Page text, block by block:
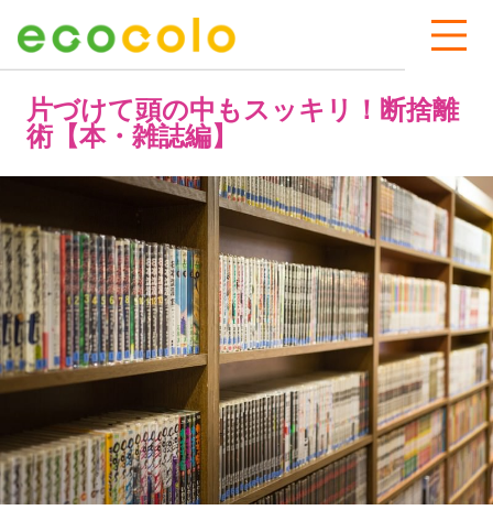
片づけて頭の中もスッキリ！断捨離
術【本・雑誌編】